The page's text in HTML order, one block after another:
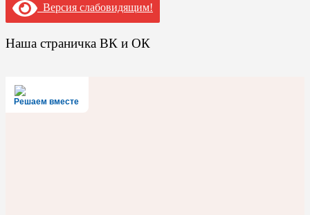
Версия слабовидящим!
Наша страничка ВК и ОК
Решаем вместе